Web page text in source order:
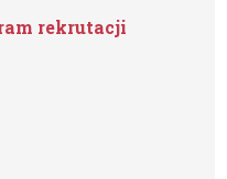
rekrutacji